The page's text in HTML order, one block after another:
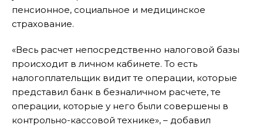
пенсионное, социальное и медицинское
страхование.
«Весь расчет непосредственно налоговой базы
происходит в личном кабинете. То есть
налогоплательщик видит те операции, которые
представил банк в безналичном расчете, те
операции, которые у него были совершены в
контрольно-кассовой технике», – добавил